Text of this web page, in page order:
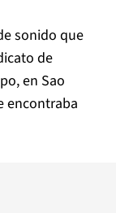
sonido que
de
en Sao
encontraba